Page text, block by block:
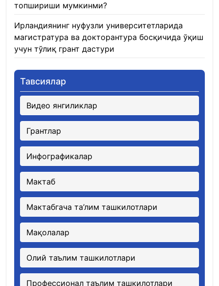
топшириши мумкинми?
Ирландиянинг нуфузли университетларида
магистратура ва докторантура босқичида ўқиш
учун тўлиқ грант дастури
Тавсиялар
Видео янгиликлар
Грантлар
Инфографикалар
Мактаб
Мактабгача та’лим ташкилотлари
Мақолалар
Олий таълим ташкилотлари
Профессионал таълим ташкилотлари